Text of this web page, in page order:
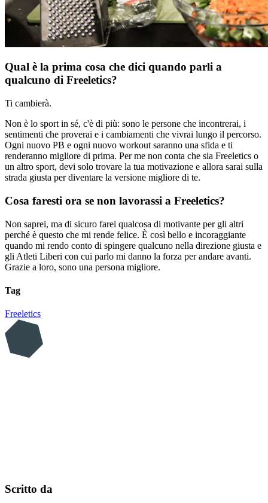
Qual è la prima cosa che dici quando parli a
qualcuno di Freeletics?
Ti cambierà.
Non è lo sport in sé, c'è di più: sono le persone che incontrerai, i
sentimenti che proverai e i cambiamenti che vivrai lungo il percorso.
Ogni nuovo PB e ogni nuovo workout saranno una sfida e ti
renderanno migliore di prima. Per me non conta che sia Freeletics o
un altro sport, devi solo trovare la tua motivazione e allora sarai sulla
strada giusta per diventare la versione migliore di te.
Cosa faresti ora se non lavorassi a Freeletics?
Non saprei, ma di sicuro farei qualcosa di motivante per gli altri
perché è questo che mi rende felice. È così bello e incoraggiante
quando mi rendo conto di spingere qualcuno nella direzione giusta e
gli Atleti Liberi con cui parlo mi danno la forza per andare avanti.
Grazie a loro, sono una persona migliore.
Tag
Freeletics
Scritto da